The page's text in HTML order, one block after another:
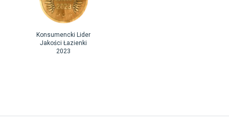
Konsumencki Lider
Jakości Łazienki
2023